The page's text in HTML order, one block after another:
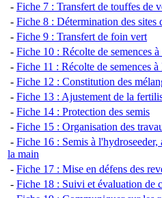
- Fiche 7 : Transfert de touffes de
- Fiche 8 : Détermination des sites
- Fiche 9 : Transfert de foin vert
- Fiche 10 : Récolte de semences à
- Fiche 11 : Récolte de semences
- Fiche 12 : Constitution des
- Fiche 13 : Ajustement de la
- Fiche 14 : Protection des semis
- Fiche 15 : Organisation des
- Fiche 16 : Semis à l'hydroseeder,
la main
- Fiche 17 : Mise en défens des
- Fiche 18 : Suivi et évaluation de